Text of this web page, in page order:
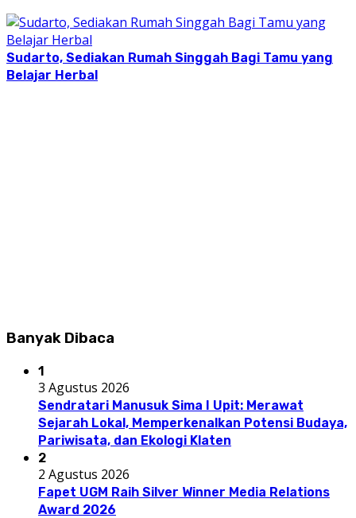
Sudarto, Sediakan Rumah Singgah Bagi Tamu yang
Belajar Herbal
Banyak Dibaca
1
3 Agustus 2026
Sendratari Manusuk Sima I Upit: Merawat
Sejarah Lokal, Memperkenalkan Potensi Budaya,
Pariwisata, dan Ekologi Klaten
2
2 Agustus 2026
Fapet UGM Raih Silver Winner Media Relations
Award 2026